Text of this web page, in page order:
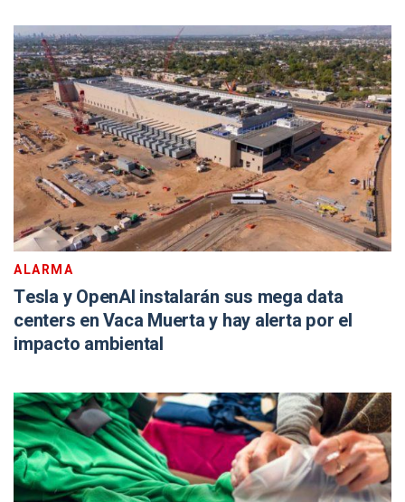
ALARMA
Tesla y OpenAI instalarán sus mega data
centers en Vaca Muerta y hay alerta por el
impacto ambiental